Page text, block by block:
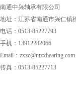
南通中兴轴承有限公司
地址：江苏省南通市兴仁镇
电话：0513-85227793
手机：13912282066
Email：zxzc@ntzxbearing.com
传真：0513-85227713